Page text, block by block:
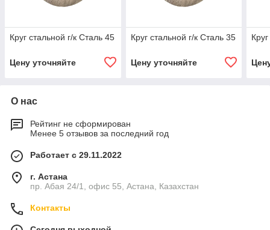
Круг стальной г/к Сталь 45
Цену уточняйте
Круг стальной г/к Сталь 35
Цену уточняйте
О нас
Рейтинг не сформирован
Менее 5 отзывов за последний год
Работает с 29.11.2022
г. Астана
пр. Абая 24/1, офис 55, Астана, Казахстан
Контакты